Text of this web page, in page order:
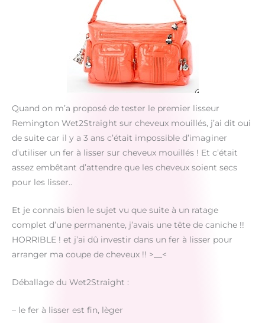
Quand on m’a proposé de tester le premier lisseur
Remington Wet2Straight sur cheveux mouillés, j’ai dit oui
de suite car il y a 3 ans c’était impossible d’imaginer
d’utiliser un fer à lisser sur cheveux mouillés ! Et c’était
assez embêtant d’attendre que les cheveux soient secs
pour les lisser..
Et je connais bien le sujet vu que suite à un ratage
complet d’une permanente, j’avais une tête de caniche !!
HORRIBLE ! et j’ai dû investir dans un fer à lisser pour
arranger ma coupe de cheveux !! >__<
Déballage du Wet2Straight :
– le fer à lisser est fin, lèger